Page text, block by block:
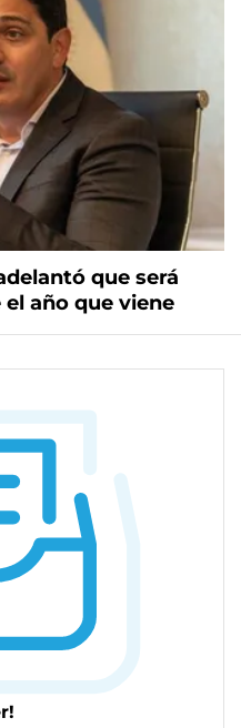
que será
año que viene